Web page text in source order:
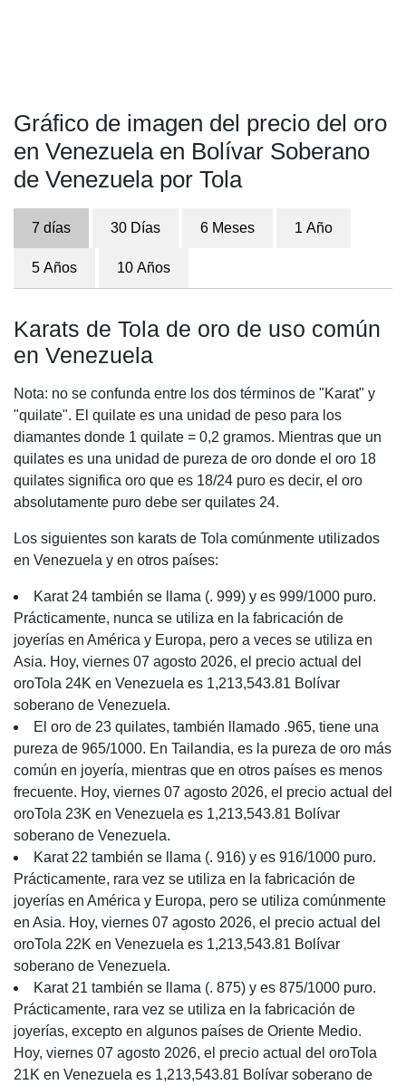
Gráfico de imagen del precio del oro
en Venezuela en Bolívar Soberano
de Venezuela por Tola
7 días 30 Días 6 Meses 1 Año
5 Años 10 Años
Karats de Tola de oro de uso común
en Venezuela
Nota: no se confunda entre los dos términos de "Karat" y
"quilate". El quilate es una unidad de peso para los
diamantes donde 1 quilate = 0,2 gramos. Mientras que un
quilates es una unidad de pureza de oro donde el oro 18
quilates significa oro que es 18/24 puro es decir, el oro
absolutamente puro debe ser quilates 24.
Los siguientes son karats de Tola comúnmente utilizados
en Venezuela y en otros países:
Karat 24 también se llama (. 999) y es 999/1000 puro.
Prácticamente, nunca se utiliza en la fabricación de
joyerías en América y Europa, pero a veces se utiliza en
Asia. Hoy, viernes 07 agosto 2026, el precio actual del
oroTola 24K en Venezuela es 1,213,543.81 Bolívar
soberano de Venezuela.
El oro de 23 quilates, también llamado .965, tiene una
pureza de 965/1000. En Tailandia, es la pureza de oro más
común en joyería, mientras que en otros países es menos
frecuente. Hoy, viernes 07 agosto 2026, el precio actual del
oroTola 23K en Venezuela es 1,213,543.81 Bolívar
soberano de Venezuela.
Karat 22 también se llama (. 916) y es 916/1000 puro.
Prácticamente, rara vez se utiliza en la fabricación de
joyerías en América y Europa, pero se utiliza comúnmente
en Asia. Hoy, viernes 07 agosto 2026, el precio actual del
oroTola 22K en Venezuela es 1,213,543.81 Bolívar
soberano de Venezuela.
Karat 21 también se llama (. 875) y es 875/1000 puro.
Prácticamente, rara vez se utiliza en la fabricación de
joyerías, excepto en algunos países de Oriente Medio.
Hoy, viernes 07 agosto 2026, el precio actual del oroTola
21K en Venezuela es 1,213,543.81 Bolívar soberano de